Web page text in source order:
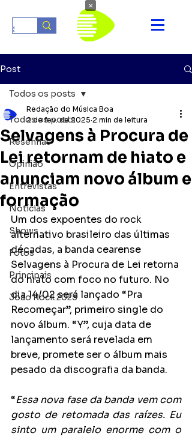
Post
Todos os posts
Resenhas
Opinião
Entrevistas
Notícias
Shows
Fotos
Principais
João Rock 2025
Todos os posts
Selvagens à Procura de
Lei retornam de hiato e
anunciam novo álbum e
formação
Redação do Música Boa
2 de fev. de 2025 2 min de leitura
Um dos expoentes do rock
alternativo brasileiro das últimas
décadas, a banda cearense
Selvagens à Procura de Lei retorna
do hiato com foco no futuro. No
dia 14/02 será lançado “Pra
Recomeçar”, primeiro single do
novo álbum. “Y”, cuja data de
lançamento será revelada em
breve, promete ser o álbum mais
pesado da discografia da banda.
“Essa nova fase da banda vem com
gosto de retomada das raízes. Eu
sinto um paralelo enorme com o
×